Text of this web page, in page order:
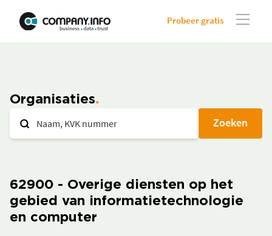
Probeer gratis
Organisaties
Zoeken
62900 - Overige diensten op het
gebied van informatietechnologie
en computer